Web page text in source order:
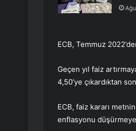
ECB, Temmuz
Geçen yıl faiz
4,50’ye çıkardıktan
ECB, faiz kararı
enflasyonu